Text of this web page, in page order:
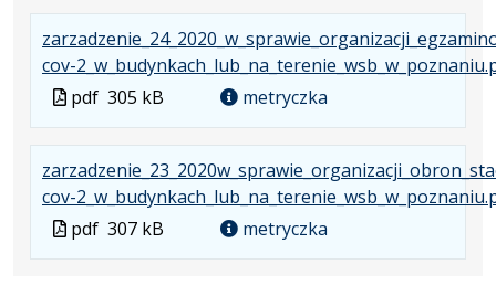
cov-
Plik
pdf 305 kB metryczka
cov-
Plik
pdf 307 kB metryczka